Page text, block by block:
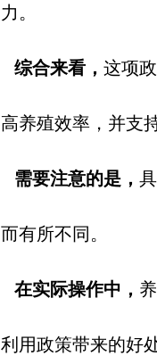
力。
综合来看， 这项
高养殖效率，并支
需要注意的是，
而有所不同。
在实际操作中，
利用政策带来的好处